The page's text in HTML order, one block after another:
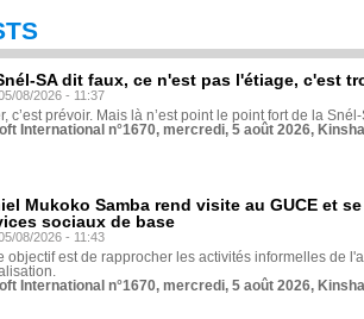
SA dit faux, ce n'est pas l'étiage, c'est
08/2026 - 11:37
c’est prévoir. Mais là n’est point le point fort de la
International n°1670, mercredi, 5 août 2026,
Mukoko Samba rend visite au GUCE et
sociaux de base
08/2026 - 11:43
objectif est de rapprocher les activités informelles de
International n°1670, mercredi, 5 août 2026,